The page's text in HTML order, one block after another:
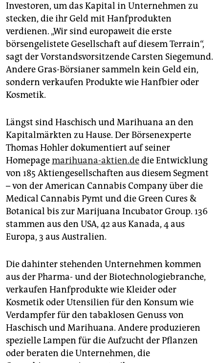
Investoren, um das Kapital in Unternehmen zu
stecken, die ihr Geld mit Hanfprodukten
verdienen. „Wir sind europaweit die erste
börsengelistete Gesellschaft auf diesem Terrain“,
sagt der Vorstandsvorsitzende Carsten Siegemund.
Andere Gras-Börsianer sammeln kein Geld ein,
sondern verkaufen Produkte wie Hanfbier oder
Kosmetik.
Längst sind Haschisch und Marihuana an den
Kapitalmärkten zu Hause. Der Börsenexperte
Thomas Hohler dokumentiert auf seiner
Homepagemarihuana-aktien.dedie Entwicklung
von 185 Aktiengesellschaften aus diesem Segment
– von der American Cannabis Company über die
Medical Cannabis Pymt und die Green Cures &
Botanical bis zur Marijuana Incubator Group. 136
stammen aus den USA, 42 aus Kanada, 4 aus
Europa, 3 aus Australien.
Die dahinter stehenden Unternehmen kommen
aus der Pharma- und der Biotechnologiebranche,
verkaufen Hanfprodukte wie Kleider oder
Kosmetik oder Utensilien für den Konsum wie
Verdampfer für den tabaklosen Genuss von
Haschisch und Marihuana. Andere produzieren
spezielle Lampen für die Aufzucht der Pflanzen
oder beraten die Unternehmen, die